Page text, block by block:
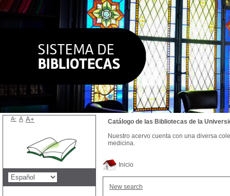
Inicio
New search
Catálogo de las Bibliotecas de la
Nuestro acervo cuenta con una diversa
medicina.
A- A A+